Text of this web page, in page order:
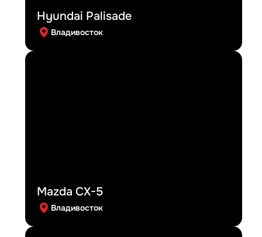
Hyundai Palisade
Владивосток
Mazda CX-5
Владивосток